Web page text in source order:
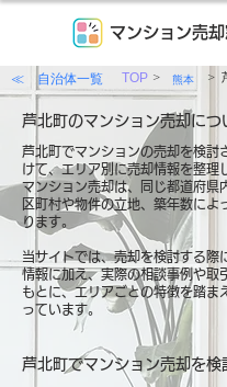
マンション売却
≪ 自治体一覧 TOP > 熊本 >
芦北町のマンション売却につ
芦北町でマンションの売却を検討
けて、エリア別に売却情報を整理
マンション売却は、同じ都道府県
区町村や物件の立地、築年数によ
ります。
当サイトでは、売却を検討する際
情報に加え、実際の相談事例や取
もとに、エリアごとの特徴を踏ま
っています。
芦北町でマンション売却を検